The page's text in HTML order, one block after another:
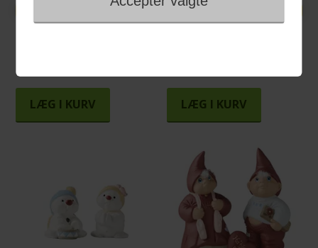
169,95 KR
LÆG I KURV
169,95 KR
LÆG I KURV